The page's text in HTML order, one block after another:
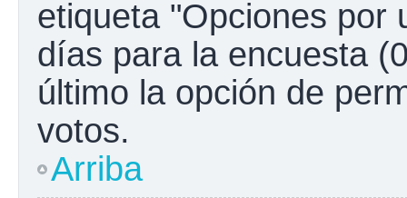
etiqueta "Opciones por
días para la encuesta
último la opción de
votos.
Arriba